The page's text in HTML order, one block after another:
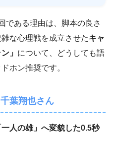
である理由は、脚本の良さ
な心理戦を成立させたキャ
」 について、どうしても語
ホン推奨です。
千葉翔也さん
人の雄」へ変貌した0.5秒